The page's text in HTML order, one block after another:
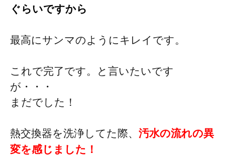
ぐらいですから
最高にサンマのようにキレイです。
これで完了です。と言いたいです
が・・・
まだでした！
熱交換器を洗浄してた際、 汚水の流れの異
変を感じました！